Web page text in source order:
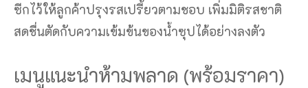
ซีกไว้ให้ลูกค้าปรุงรสเปรี้ยวตามชอบ เพิ่มมิติรสชาติ
สดชื่นตัดกับความเข้มข้นของน้ำซุปได้อย่างลงตัว
เมนูแนะนำห้ามพลาด (พร้อมราคา)